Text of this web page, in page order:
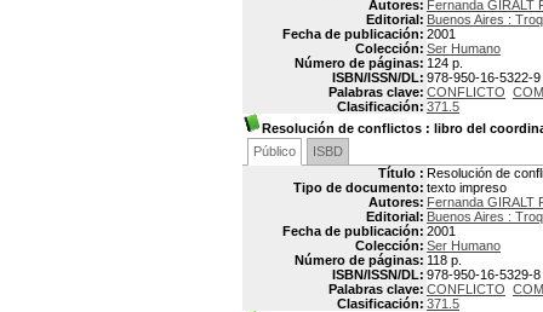
Autores: Fernanda GIRALT
Editorial: Buenos Aires :
Fecha de publicación: 2001
Colección: Ser Humano
Número de páginas: 124 p.
ISBN/ISSN/DL: 978-950-16-5322-9
Palabras clave: CONFLICTO
Clasificación: 371.5
Resolución de conflictos : libro del
Público
ISBD
Título : Resolución de
Tipo de documento: texto impreso
Autores: Fernanda GIRALT
Editorial: Buenos Aires :
Fecha de publicación: 2001
Colección: Ser Humano
Número de páginas: 118 p.
ISBN/ISSN/DL: 978-950-16-5329-8
Palabras clave: CONFLICTO
Clasificación: 371.5